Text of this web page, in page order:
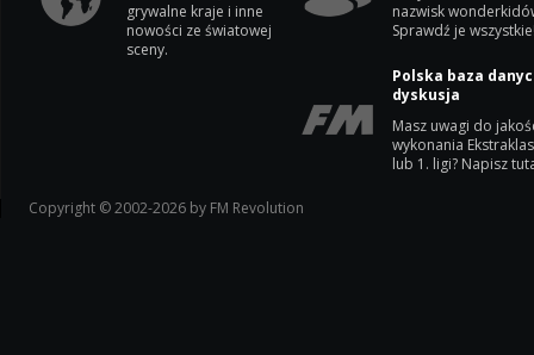
grywalne kraje i inne
nowości ze światowej
sceny.
nazwisk
Sprawdź je
Polska baza
dyskusja
Masz uwagi do
wykonania
lub 1. ligi? Napisz
Copyright © 2002-2026 by FM Revolution